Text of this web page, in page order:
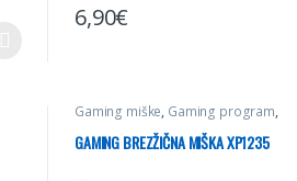
izberete na strani izdelka
6,90€
Gaming miške, Gaming program,
Računalništvo
GAMING BREZŽIČNA MIŠKA XP1235